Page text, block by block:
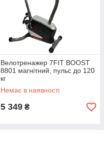
Велотренажер 7FIT BOOST
8801 магнітний, пульс до 120
кг
Немає в наявності
5 349 ₴